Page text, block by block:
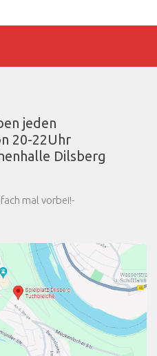
jeden
20-22Uhr
Dilsberg
mal vorbei!-